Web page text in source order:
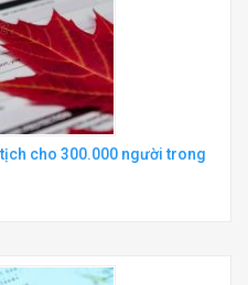
cho 300.000 người trong